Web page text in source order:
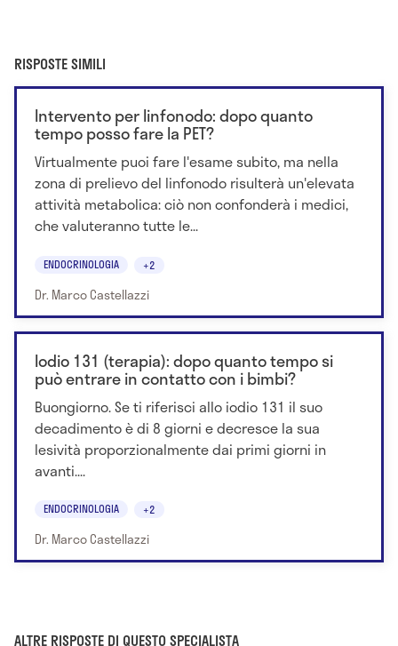
RISPOSTE SIMILI
Intervento per linfonodo: dopo quanto
tempo posso fare la PET?
Virtualmente puoi fare l'esame subito, ma nella
zona di prelievo del linfonodo risulterà un'elevata
attività metabolica: ciò non confonderà i medici,
che valuteranno tutte le...
ENDOCRINOLOGIA +2
Dr. Marco Castellazzi
Iodio 131 (terapia): dopo quanto tempo si
può entrare in contatto con i bimbi?
Buongiorno. Se ti riferisci allo iodio 131 il suo
decadimento è di 8 giorni e decresce la sua
lesività proporzionalmente dai primi giorni in
avanti....
ENDOCRINOLOGIA +2
Dr. Marco Castellazzi
ALTRE RISPOSTE DI QUESTO SPECIALISTA